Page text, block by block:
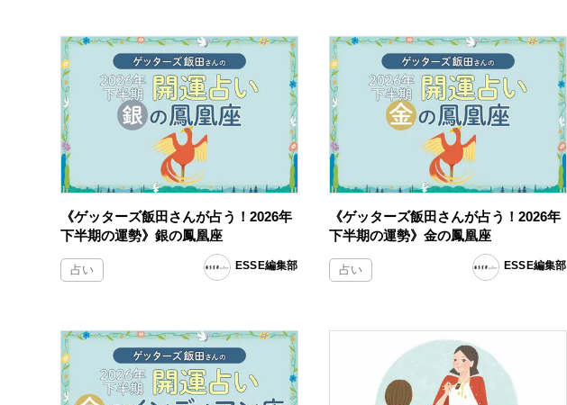
《ゲッターズ飯田さんが占う！2026年
下半期の運勢》銀の鳳凰座
占い ESSE編集部
《ゲッターズ飯田さんが占う！2026年
下半期の運勢》金の鳳凰座
占い ESSE編集部